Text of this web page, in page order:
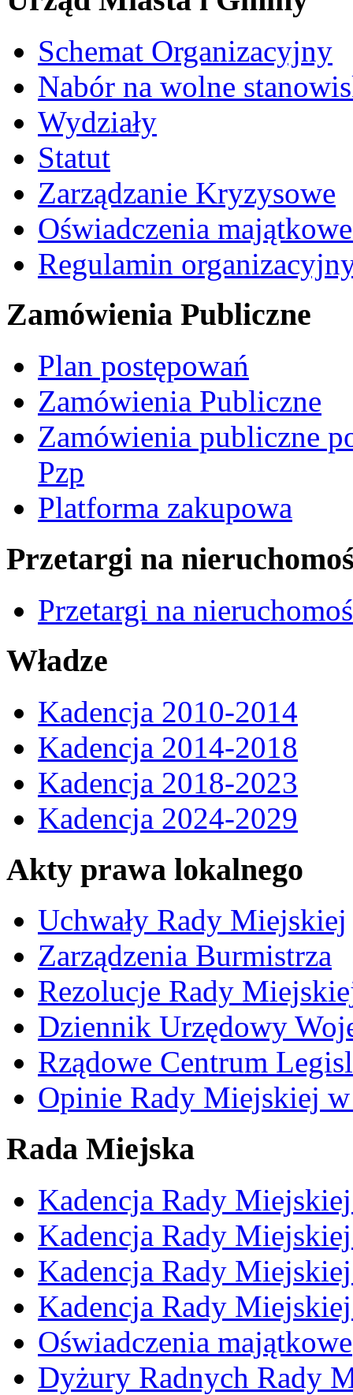
Schemat Organizacyjny
Nabór na wolne
Wydziały
Statut
Zarządzanie Kryzysowe
Oświadczenia
Regulamin
Zamówienia Publiczne
Plan postępowań
Zamówienia Publiczne
Zamówienia publiczne
Pzp
Platforma zakupowa
Przetargi na
Przetargi na
Władze
Kadencja 2010-2014
Kadencja 2014-2018
Kadencja 2018-2023
Kadencja 2024-2029
Akty prawa lokalnego
Uchwały Rady Miejskiej
Zarządzenia Burmistrza
Rezolucje Rady
Dziennik Urzędowy
Rządowe Centrum
Opinie Rady Miejskiej w
Rada Miejska
Kadencja Rady
Kadencja Rady
Kadencja Rady
Kadencja Rady
Oświadczenia majątkowe
Dyżury Radnych Rady